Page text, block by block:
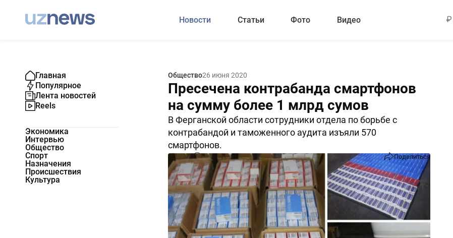
Новости Статьи Фото Видео
Главная
Популярное
Лента новостей
Reels
Экономика
Интервью
Общество
Спорт
Назначения
Происшествия
Культура
Общество26 июня 2020
Пресечена контрабанда смартфонов
на сумму более 1 млрд сумов
В Ферганской области сотрудники отдела по борьбе с
контрабандой и таможенного аудита изъяли 570
смартфонов.
3483 0 Поделиться